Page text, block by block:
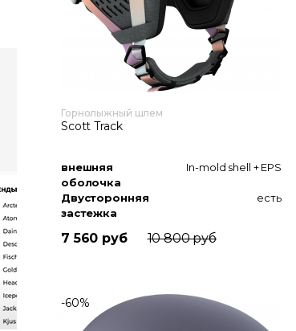
Горнолыжный шлем
Scott Track
внешняя
оболочка
In-mold shell + EPS
Двусторонняя
застежка
есть
7 560 руб 10 800 руб
-60%